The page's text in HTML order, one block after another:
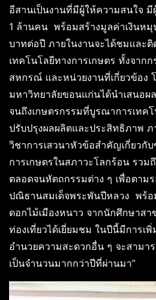
อีสานเป็นงานที่มีผู้ให้ความสนใจ
1 ล้านคน พร้อมสร้างมูลค่าเงินห
บาทต่อปี ภายในงานจะได้ชมและ
เทคโนโลยีทางการเกษตร ทั้งจากก
สหกรณ์ และหน่วยงานที่เกี่ยวข้อง
มหาวิทยาลัยขอนแก่นได้นำเสนอผ
จนถึงเกษตรกรรมที่บูรณาการเทค
ปรับปรุงผลผลิตและประสิทธิภาพ ภ
วิชาการเสวนาหัวข้อสำคัญเกี่ยวกั
การเกษตรในสภาวะโลกร้อน รวม
ตลอดจนหัตถกรรมต่าง ๆ เพื่อตาม
ปณิธานสมเด็จพระพันปีหลวง พร้อ
ดอกไม้เมืองหนาว จากนักศึกษาส
ท่องเที่ยวได้เยี่ยมชม ในปีนี้มีการเ
อำนวยความสะดวกอื่น ๆ จะสามา
เป็นจำนวนมากกว่าปีที่ผ่านมา”